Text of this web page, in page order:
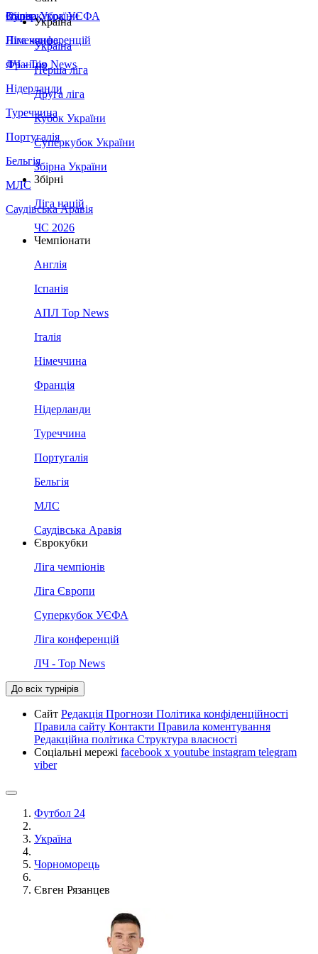
Збірна України
Італія
Німеччина
Франція
Нідерланди
Туреччина
Португалія
Бельгія
МЛС
Саудівська Аравія
Суперкубок УЄФА
Ліга конференцій
ЛЧ - Top News
Україна
Україна
Перша ліга
Друга ліга
Кубок України
Суперкубок України
Збірна України
Збірні
Ліга націй
ЧС 2026
Чемпіонати
Англія
Іспанія
АПЛ Top News
Італія
Німеччина
Франція
Нідерланди
Туреччина
Португалія
Бельгія
МЛС
Саудівська Аравія
Єврокубки
Ліга чемпіонів
Ліга Європи
Суперкубок УЄФА
Ліга конференцій
ЛЧ - Top News
До всіх турнірів
Сайт Редакція Прогнози Політика конфіденційності
Правила сайту Контакти Правила коментування
Редакційна політика Структура власності
Соціальні мережі facebook x youtube instagram telegram
viber
Футбол 24
Україна
Чорноморець
Євген Рязанцев